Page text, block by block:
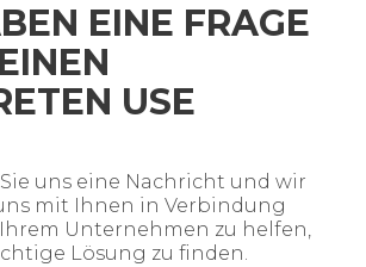
EINE FRAGE
USE
uns eine Nachricht und wir
mit Ihnen in Verbindung
Unternehmen zu helfen,
Lösung zu finden.